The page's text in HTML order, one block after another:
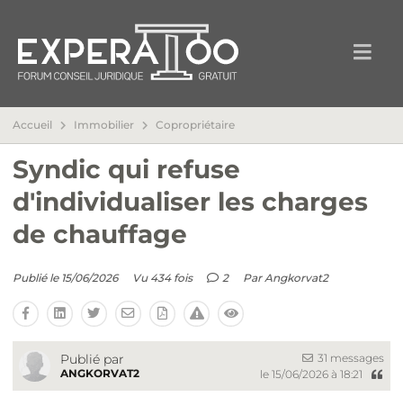
Accueil Immobilier Copropriétaire
Syndic qui refuse
d'individualiser les charges
de chauffage
Publié le 15/06/2026 Vu 434 fois 2 ParAngkorvat2
Publié par
ANGKORVAT2
31 messages
le 15/06/2026 à 18:21